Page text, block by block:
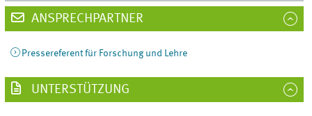
ANSPRECHPARTNER
Pressereferent für Forschung und Lehre
UNTERSTÜTZUNG